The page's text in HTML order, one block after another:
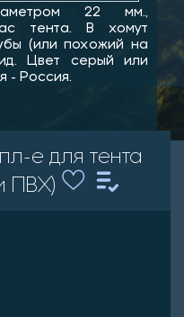
22 мм.,
тента. В хомут
(или похожий на
Цвет серый или
- Россия.
е для тента
ПВХ)